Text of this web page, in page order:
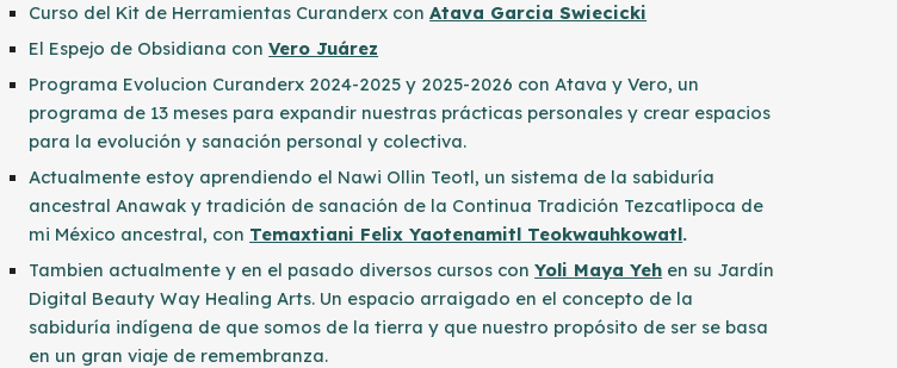
Curso del Kit de Herramientas Curanderx conAtava Garcia Swiecicki
El Espejo de Obsidiana conVero Juárez
Programa Evolucion Curanderx 2024-2025 y 2025-2026 con Atava y Vero, un
programa de 13 meses para expandir nuestras prácticas personales y crear espacios
para la evolución y sanación personal y colectiva.
Actualmente estoy aprendiendo el Nawi Ollin Teotl, un sistema de la sabiduría
ancestral Anawak y tradición de sanación de la Continua Tradición Tezcatlipoca de
mi México ancestral, con Temaxtiani Felix Yaotenamitl Teokwauhkowatl.
Tambien actualmente y en el pasado diversos cursos conYoli Maya Yeh en su Jardín
Digital Beauty Way Healing Arts. Un espacio arraigado en el concepto de la
sabiduría indígena de que somos de la tierra y que nuestro propósito de ser se basa
en un gran viaje de remembranza.